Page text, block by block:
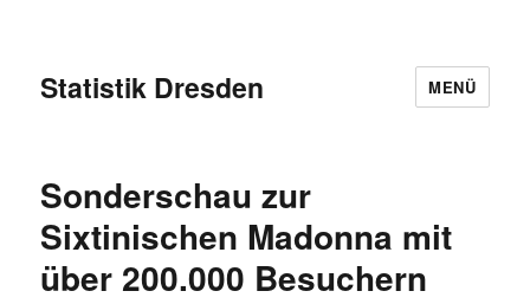
Statistik Dresden MENÜ
Sonderschau zur
Sixtinischen Madonna mit
über 200.000 Besuchern